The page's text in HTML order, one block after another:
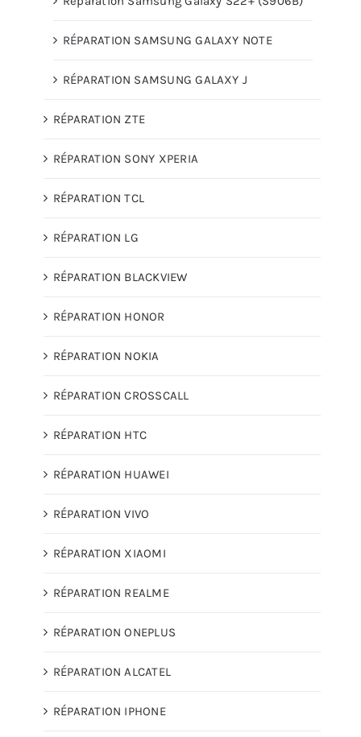
RÉPARATION SAMSUNG GALAXY NOTE
RÉPARATION SAMSUNG GALAXY J
RÉPARATION ZTE
RÉPARATION SONY XPERIA
RÉPARATION TCL
RÉPARATION LG
RÉPARATION BLACKVIEW
RÉPARATION HONOR
RÉPARATION NOKIA
RÉPARATION CROSSCALL
RÉPARATION HTC
RÉPARATION HUAWEI
RÉPARATION VIVO
RÉPARATION XIAOMI
RÉPARATION REALME
RÉPARATION ONEPLUS
RÉPARATION ALCATEL
RÉPARATION IPHONE